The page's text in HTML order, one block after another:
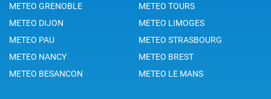
METEO GRENOBLE
METEO TOURS
METEO DIJON
METEO LIMOGES
METEO PAU
METEO STRASBOURG
METEO NANCY
METEO BREST
METEO BESANCON
METEO LE MANS